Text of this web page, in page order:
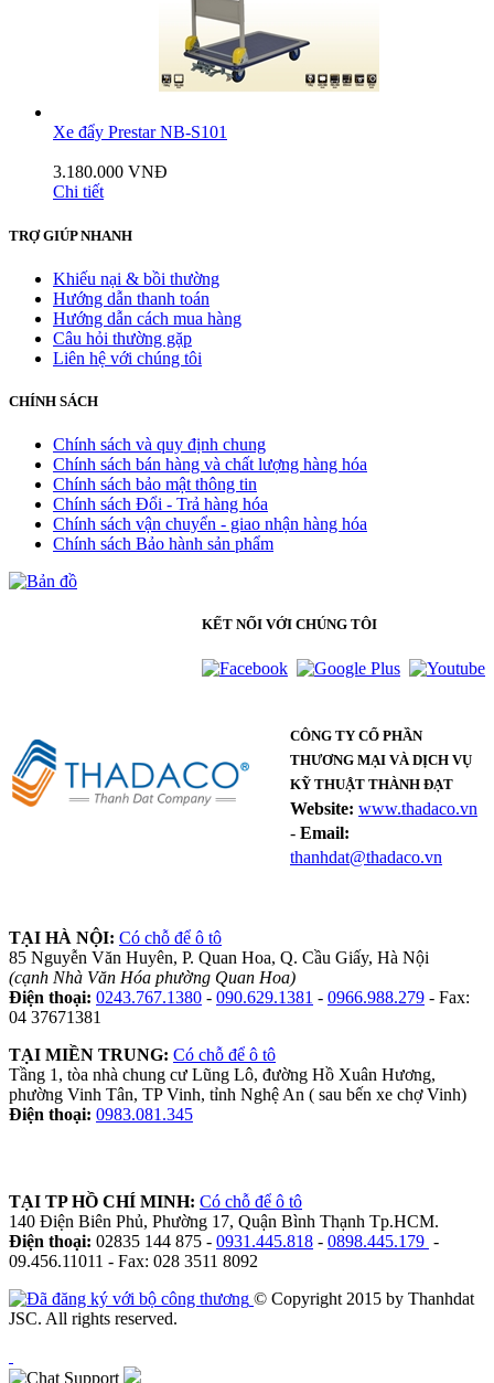
Xe đẩy Prestar NB-S101
3.180.000 VNĐ
Chi tiết
TRỢ GIÚP NHANH
Khiếu nại & bồi thường
Hướng dẫn thanh toán
Hướng dẫn cách mua hàng
Câu hỏi thường gặp
Liên hệ với chúng tôi
CHÍNH SÁCH
Chính sách và quy định chung
Chính sách bán hàng và chất lượng hàng hóa
Chính sách bảo mật thông tin
Chính sách Đổi - Trả hàng hóa
Chính sách vận chuyển - giao nhận hàng hóa
Chính sách Bảo hành sản phẩm
KẾT NỐI VỚI CHÚNG TÔI
CÔNG TY CỔ PHẦN
THƯƠNG MẠI VÀ DỊCH VỤ
KỸ THUẬT THÀNH ĐẠT
Website: www.thadaco.vn
- Email:
thanhdat@thadaco.vn
TẠI HÀ NỘI: Có chỗ để ô tô
85 Nguyễn Văn Huyên, P. Quan Hoa, Q. Cầu Giấy, Hà Nội
(cạnh Nhà Văn Hóa phường Quan Hoa)
Điện thoại: 0243.767.1380 - 090.629.1381 - 0966.988.279 - Fax:
04 37671381
TẠI MIỀN TRUNG: Có chỗ để ô tô
Tầng 1, tòa nhà chung cư Lũng Lô, đường Hồ Xuân Hương,
phường Vinh Tân, TP Vinh, tỉnh Nghệ An ( sau bến xe chợ Vinh)
Điện thoại: 0983.081.345
TẠI TP HỒ CHÍ MINH: Có chỗ để ô tô
140 Điện Biên Phủ, Phường 17, Quận Bình Thạnh Tp.HCM.
Điện thoại: 02835 144 875 - 0931.445.818 - 0898.445.179 -
09.456.11011 - Fax: 028 3511 8092
© Copyright 2015 by Thanhdat
JSC. All rights reserved.